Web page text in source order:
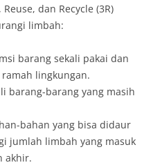
dan Recycle (3R)
limbah:
barang sekali pakai dan
lingkungan.
barang-barang yang masih
bahan yang bisa didaur
jumlah limbah yang masuk
akhir.